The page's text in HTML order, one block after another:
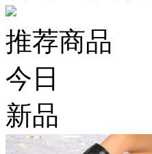
推荐商品
今日
新品